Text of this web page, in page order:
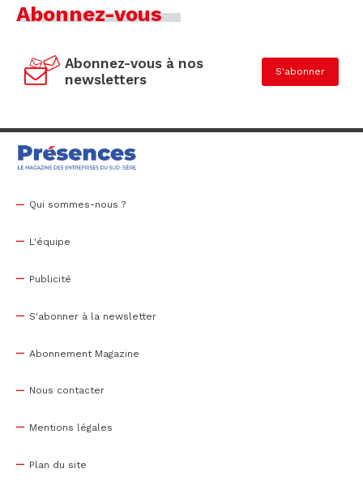
Abonnez-vous
Abonnez-vous à nos
newsletters
S'abonner
Qui sommes-nous ?
L'équipe
Publicité
S'abonner à la newsletter
Abonnement Magazine
Nous contacter
Mentions légales
Plan du site